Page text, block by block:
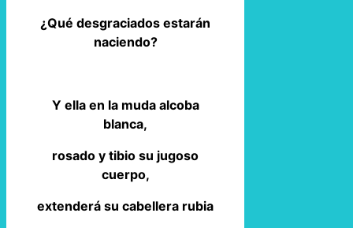
¿Qué desgraciados estarán
naciendo?
Y ella en la muda alcoba
blanca,
rosado y tibio su jugoso
cuerpo,
extenderá su cabellera rubia